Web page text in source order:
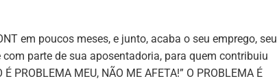
em poucos meses, e junto, acaba o seu emprego, seu
parte de sua aposentadoria, para quem contribuiu
É PROBLEMA MEU, NÃO ME AFETA!” O PROBLEMA É